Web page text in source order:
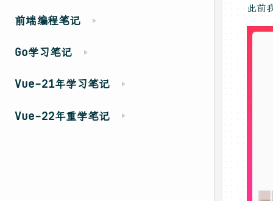
前端编程笔记
Go学习笔记
Vue-21年学习笔记
Vue-22年重学笔记
此前